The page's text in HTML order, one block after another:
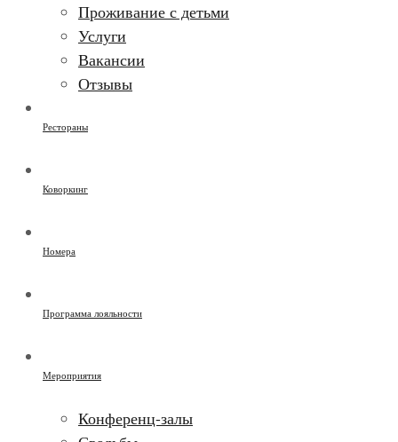
Проживание с детьми
Услуги
Вакансии
Отзывы
Рестораны
Коворкинг
Номера
Программа лояльности
Мероприятия
Конференц-залы